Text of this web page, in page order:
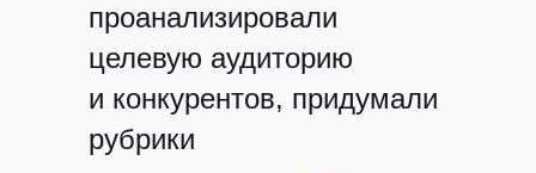
проанализировали
целевую аудиторию
и конкурентов, придумали
рубрики